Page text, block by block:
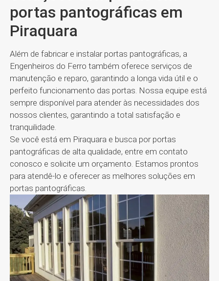
portas pantográficas em
Piraquara
Além de fabricar e instalar portas pantográficas, a
Engenheiros do Ferro também oferece serviços de
manutenção e reparo, garantindo a longa vida útil e o
perfeito funcionamento das portas. Nossa equipe está
sempre disponível para atender às necessidades dos
nossos clientes, garantindo a total satisfação e
tranquilidade.
Se você está em Piraquara e busca por portas
pantográficas de alta qualidade, entre em contato
conosco e solicite um orçamento. Estamos prontos
para atendê-lo e oferecer as melhores soluções em
portas pantográficas.